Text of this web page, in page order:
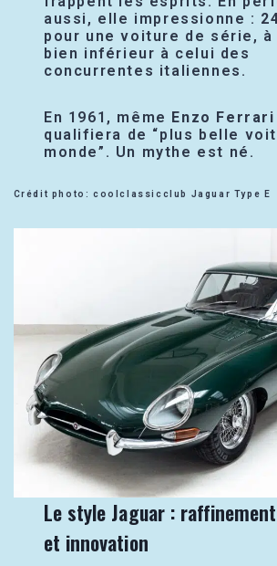
aussi, elle impressionne :
pour une voiture de série, à
bien inférieur à celui des
concurrentes italiennes.
En 1961, même Enzo Ferrari
qualifiera de “plus belle
monde”. Un mythe est né.
Crédit photo: coolclassicclub Jaguar Type E
Le style Jaguar :
et innovation